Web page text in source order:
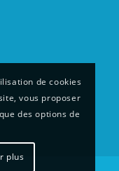
de cookies
vous proposer
des options de
plus